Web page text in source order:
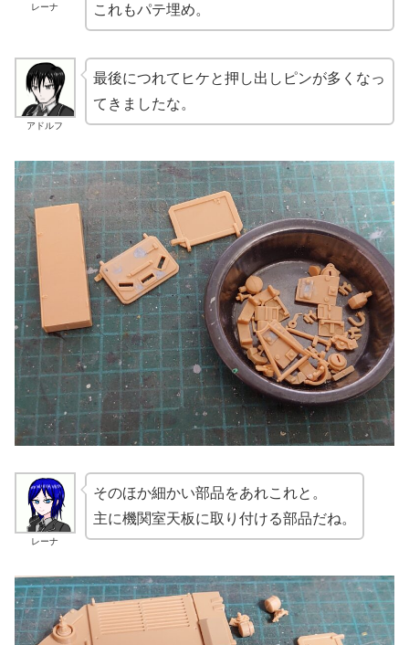
レーナ
これもパテ埋め。
アドルフ
最後につれてヒケと押し出しピンが多くなっ
てきましたな。
レーナ
そのほか細かい部品をあれこれと。
主に機関室天板に取り付ける部品だね。